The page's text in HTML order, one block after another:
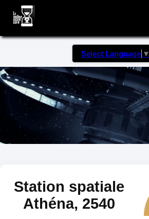
Select Language ▼
Station spatiale
Athéna, 2540